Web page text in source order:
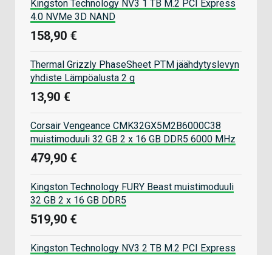
Kingston Technology NV3 1 TB M.2 PCI Express
4.0 NVMe 3D NAND
158,90 €
Thermal Grizzly PhaseSheet PTM jäähdytyslevyn
yhdiste Lämpöalusta 2 g
13,90 €
Corsair Vengeance CMK32GX5M2B6000C38
muistimoduuli 32 GB 2 x 16 GB DDR5 6000 MHz
479,90 €
Kingston Technology FURY Beast muistimoduuli
32 GB 2 x 16 GB DDR5
519,90 €
Kingston Technology NV3 2 TB M.2 PCI Express